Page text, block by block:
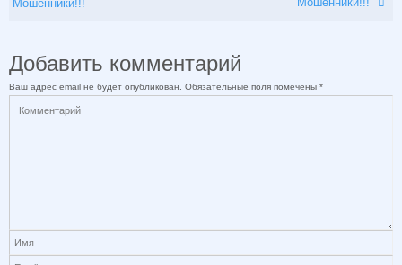
Мошенники!!!
Добавить комментарий
Ваш адрес email не будет опубликован. Обязательные поля помечены *